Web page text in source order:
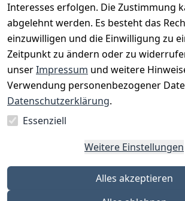
Interesses erfolgen. Die Zustimmung
abgelehnt werden. Es besteht das
einzuwilligen und die Einwilligung zu
Zeitpunkt zu ändern oder zu
unserImpressum und weitere
Verwendung personenbezogener
Datenschutzerklärung.
Essenziell
Weitere Einstellungen
Alles akzeptieren
Rechtliches
AGB
Impressum
Datenschutze
rklärung
Barrierefreihe
Services
Kontakt
Registrieren
Katalog
n
PayPal